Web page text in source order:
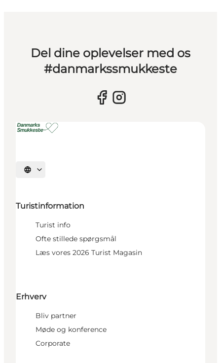
Del dine oplevelser med os
#danmarkssmukkeste
Vælg sprog
Turistinformation
Turist info
Ofte stillede spørgsmål
Læs vores 2026 Turist Magasin
Erhverv
Bliv partner
Møde og konference
Corporate